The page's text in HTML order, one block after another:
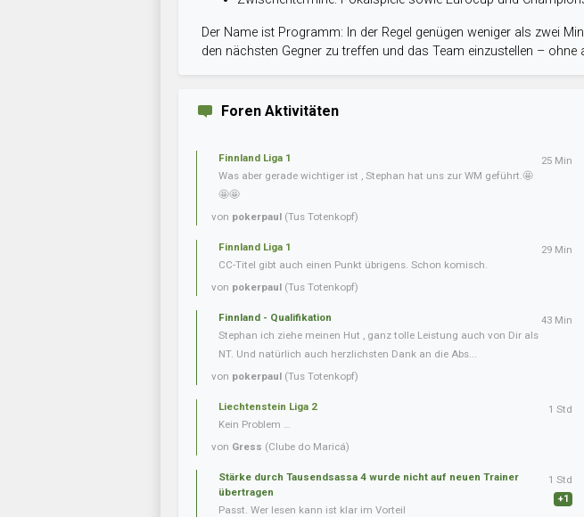
Der Name ist Programm: In der Regel genügen weniger als zwei
den nächsten Gegner zu treffen und das Team einzustellen –
Foren Aktivitäten
Finnland Liga 1
Was aber gerade wichtiger ist , Stephan hat uns zur WM geführt.🤩
🤩🤩
von pokerpaul (Tus Totenkopf)
25 Min
Finnland Liga 1
CC-Titel gibt auch einen Punkt übrigens. Schon komisch.
von pokerpaul (Tus Totenkopf)
29 Min
Finnland - Qualifikation
Stephan ich ziehe meinen Hut , ganz tolle Leistung auch von Dir als
NT. Und natürlich auch herzlichsten Dank an die Abs...
von pokerpaul (Tus Totenkopf)
43 Min
Liechtenstein Liga 2
Kein Problem …
von Gress (Clube do Maricá)
1 Std
Stärke durch Tausendsassa 4 wurde nicht auf neuen Trainer
übertragen
Passt. Wer lesen kann ist klar im Vorteil
1 Std
+1